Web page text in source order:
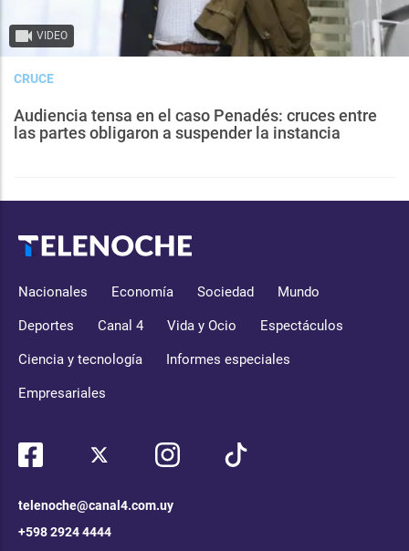
VIDEO
CRUCE
Audiencia tensa en el caso Penadés: cruces entre
las partes obligaron a suspender la instancia
Nacionales Economía Sociedad Mundo
Deportes Canal 4 Vida y Ocio Espectáculos
Ciencia y tecnología Informes especiales
Empresariales
telenoche@canal4.com.uy
+598 2924 4444